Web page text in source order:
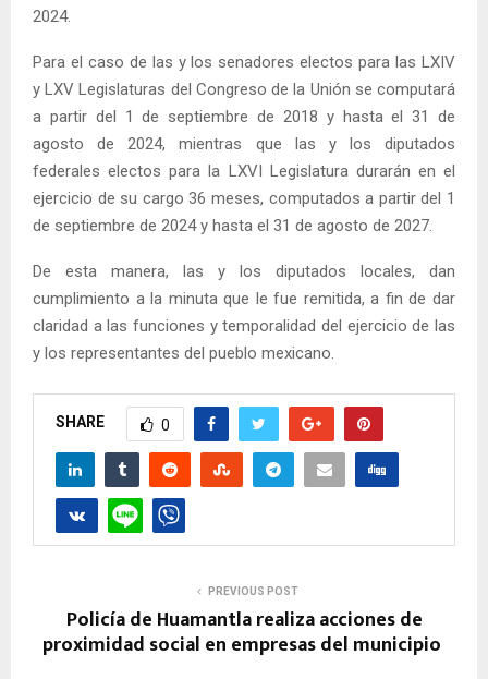
2024.
Para el caso de las y los senadores electos para las LXIV
y LXV Legislaturas del Congreso de la Unión se computará
a partir del 1 de septiembre de 2018 y hasta el 31 de
agosto de 2024, mientras que las y los diputados
federales electos para la LXVI Legislatura durarán en el
ejercicio de su cargo 36 meses, computados a partir del 1
de septiembre de 2024 y hasta el 31 de agosto de 2027.
De esta manera, las y los diputados locales, dan
cumplimiento a la minuta que le fue remitida, a fin de dar
claridad a las funciones y temporalidad del ejercicio de las
y los representantes del pueblo mexicano.
SHARE 0
PREVIOUS POST
Policía de Huamantla realiza acciones de
proximidad social en empresas del municipio